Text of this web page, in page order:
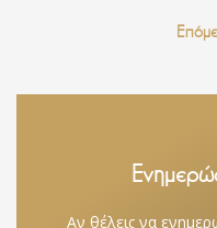
Αν θέλεις να